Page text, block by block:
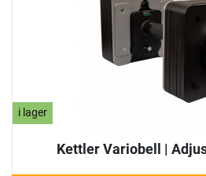
i lager
Kettler Variobell |